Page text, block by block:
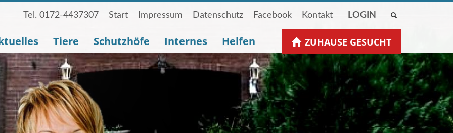
Tel. 0172-4437307 Start Impressum Datenschutz Facebook Kontakt LOGIN
Tiere Schutzhöfe Internes Helfen ZUHAUSE GESUCHT